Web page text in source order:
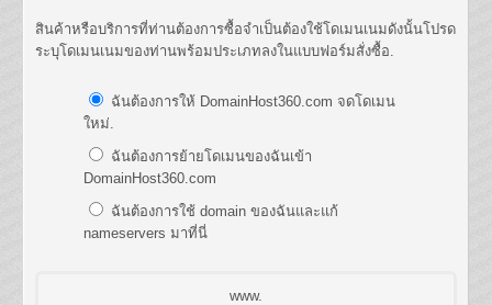
สินค้าหรือบริการที่ท่านต้องการซื้อจำเป็นต้องใช้โดเมนเนมดังนั้นโปรด
ระบุโดเมนเนมของท่านพร้อมประเภทลงในแบบฟอร์มสั่งซื้อ.
ฉันต้องการให้ DomainHost360.com จดโดเมน
ใหม่.
ฉันต้องการย้ายโดเมนของฉันเข้า
DomainHost360.com
ฉันต้องการใช้ domain ของฉันและแก้
nameservers มาที่นี่
www.